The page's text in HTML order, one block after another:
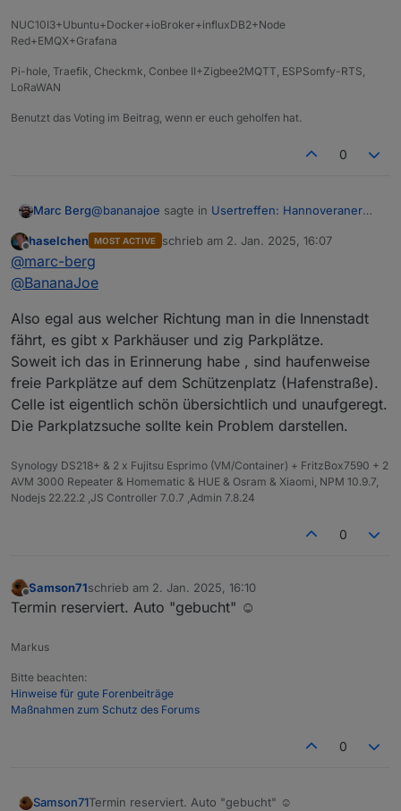
Das rote Dach oben müsste die Lokalität sein,
NUC10I3+Ubuntu+Docker+ioBroker+influxDB2+Node
Red+EMQX+Grafana
Pi-hole, Traefik, Checkmk, Conbee II+Zigbee2MQTT, ESPSomfy-RTS,
LoRaWAN
Benutzt das Voting im Beitrag, wenn er euch geholfen hat.
0
Marc Berg@bananajoe sagte in Usertreffen: Hannoveraner
auf "Insiderwissen von Einheimischen". ;-)
haselchen MOST ACTIVE schrieb am 2. Jan. 2025, 16:07
zuletzt editiert von
@marc-berg
@BananaJoe
Also egal aus welcher Richtung man in die Innenstadt
fährt, es gibt x Parkhäuser und zig Parkplätze.
Soweit ich das in Erinnerung habe , sind haufenweise
freie Parkplätze auf dem Schützenplatz (Hafenstraße).
Celle ist eigentlich schön übersichtlich und unaufgeregt.
Die Parkplatzsuche sollte kein Problem darstellen.
Synology DS218+ & 2 x Fujitsu Esprimo (VM/Container) + FritzBox7590 + 2
AVM 3000 Repeater & Homematic & HUE & Osram & Xiaomi, NPM 10.9.7,
Nodejs 22.22.2 ,JS Controller 7.0.7 ,Admin 7.8.24
0
Offline
Samson71schrieb am 2. Jan. 2025, 16:10
zuletzt editiert von
Termin reserviert. Auto "gebucht" ☺️
Markus
Bitte beachten:
Hinweise für gute Forenbeiträge
Maßnahmen zum Schutz des Forums
0
Samson71Termin reserviert. Auto "gebucht" ☺️